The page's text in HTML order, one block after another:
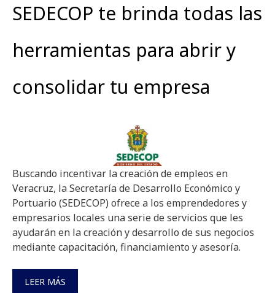
SEDECOP te brinda todas las
herramientas para abrir y
consolidar tu empresa
Buscando incentivar la creación de empleos en
Veracruz, la Secretaría de Desarrollo Económico y
Portuario (SEDECOP) ofrece a los emprendedores y
empresarios locales una serie de servicios que les
ayudarán en la creación y desarrollo de sus negocios
mediante capacitación, financiamiento y asesoría.
LEER MÁS